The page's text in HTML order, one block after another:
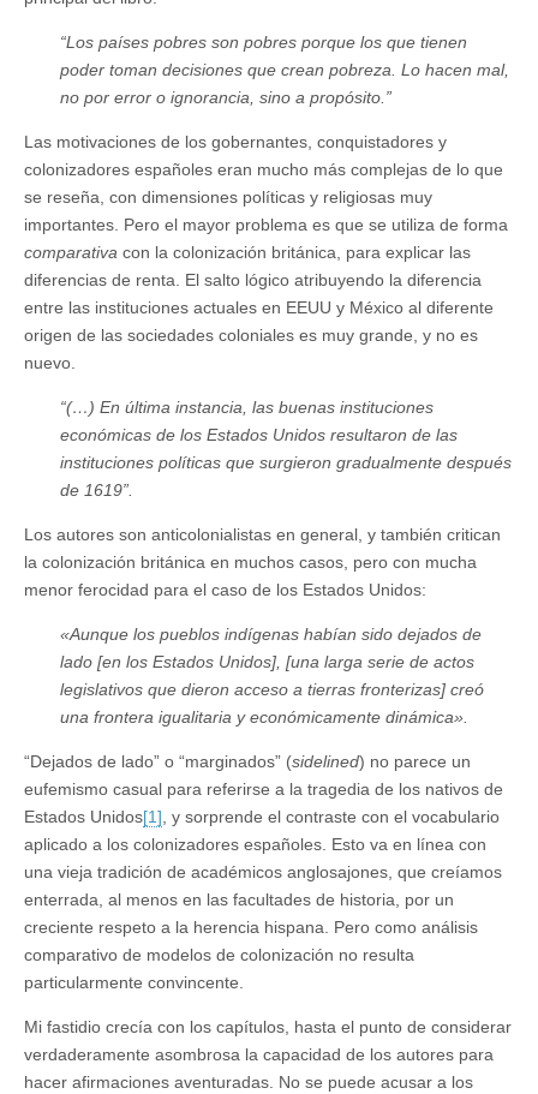
“Los países pobres son pobres porque los que tienen
poder toman decisiones que crean pobreza. Lo hacen mal,
no por error o ignorancia, sino a propósito.”
Las motivaciones de los gobernantes, conquistadores y
colonizadores españoles eran mucho más complejas de lo que
se reseña, con dimensiones políticas y religiosas muy
importantes. Pero el mayor problema es que se utiliza de forma
comparativa con la colonización británica, para explicar las
diferencias de renta. El salto lógico atribuyendo la diferencia
entre las instituciones actuales en EEUU y México al diferente
origen de las sociedades coloniales es muy grande, y no es
nuevo.
“(…) En última instancia, las buenas instituciones
económicas de los Estados Unidos resultaron de las
instituciones políticas que surgieron gradualmente después
de 1619”.
Los autores son anticolonialistas en general, y también critican
la colonización británica en muchos casos, pero con mucha
menor ferocidad para el caso de los Estados Unidos:
«Aunque los pueblos indígenas habían sido dejados de
lado [en los Estados Unidos], [una larga serie de actos
legislativos que dieron acceso a tierras fronterizas] creó
una frontera igualitaria y económicamente dinámica».
“Dejados de lado” o “marginados” (sidelined) no parece un
eufemismo casual para referirse a la tragedia de los nativos de
Estados Unidos[1] , y sorprende el contraste con el vocabulario
aplicado a los colonizadores españoles. Esto va en línea con
una vieja tradición de académicos anglosajones, que creíamos
enterrada, al menos en las facultades de historia, por un
creciente respeto a la herencia hispana. Pero como análisis
comparativo de modelos de colonización no resulta
particularmente convincente.
Mi fastidio crecía con los capítulos, hasta el punto de considerar
verdaderamente asombrosa la capacidad de los autores para
hacer afirmaciones aventuradas. No se puede acusar a los